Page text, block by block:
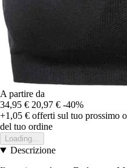
A partire da
34,95 € 20,97 € -40%
+1,05 € offerti sul tuo prossimo
del tuo ordine
Loading...
Descrizione